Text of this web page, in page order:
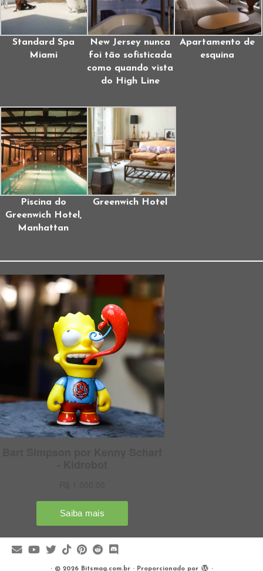
Standard Spa
Miami
New Jersey nunca
foi tão sofisticada
como quando vista
do High Line
Apartamento de
esquina
Piscina do
Greenwich Hotel,
Manhattan
Greenwich Hotel
· © 2026 Bitsmag.com.br· Proporcionado por ·